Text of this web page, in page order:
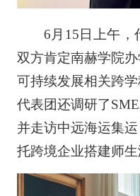
6月15日上午，
双方肯定南赫学院
可持续发展相关跨
代表团还调研了
并走访中远海运集
托跨境企业搭建师生